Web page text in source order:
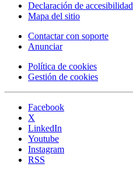
Declaración de accesibilidad
Mapa del sitio
Contactar con soporte
Anunciar
Política de cookies
Gestión de cookies
Facebook
X
LinkedIn
Youtube
Instagram
RSS